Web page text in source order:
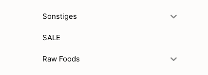
Sonstiges
SALE
Raw Foods